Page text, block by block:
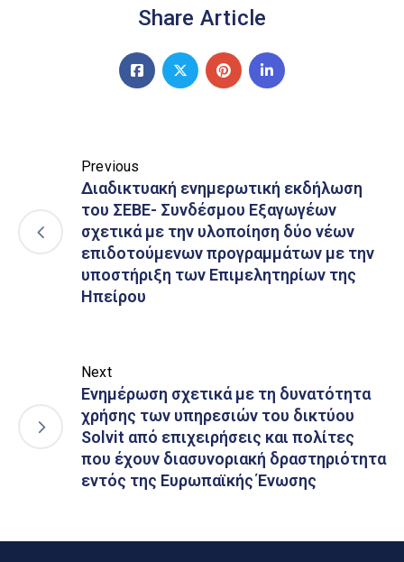
Share Article
Previous
Διαδικτυακή ενημερωτική εκδήλωση
του ΣΕΒΕ- Συνδέσμου Εξαγωγέων
σχετικά με την υλοποίηση δύο νέων
επιδοτούμενων προγραμμάτων με την
υποστήριξη των Επιμελητηρίων της
Ηπείρου
Next
Ενημέρωση σχετικά με τη δυνατότητα
χρήσης των υπηρεσιών του δικτύου
Solvit από επιχειρήσεις και πολίτες
που έχουν διασυνοριακή δραστηριότητα
εντός της Ευρωπαϊκής Ένωσης